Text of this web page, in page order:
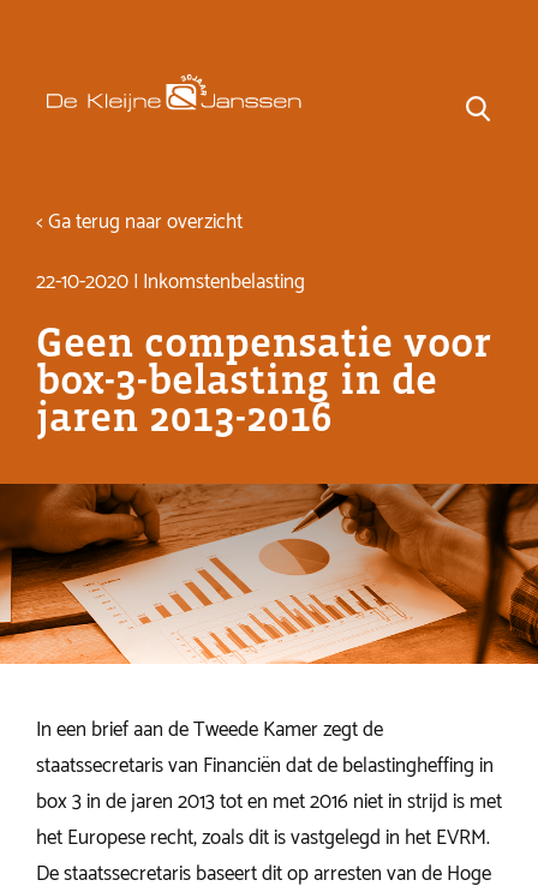
< Ga terug naar overzicht
22-10-2020 | Inkomstenbelasting
Geen compensatie voor
box-3-belasting in de
jaren 2013-2016
In een brief aan de Tweede Kamer zegt de
staatssecretaris van Financiën dat de belastingheffing in
box 3 in de jaren 2013 tot en met 2016 niet in strijd is met
het Europese recht, zoals dit is vastgelegd in het EVRM.
De staatssecretaris baseert dit op arresten van de Hoge